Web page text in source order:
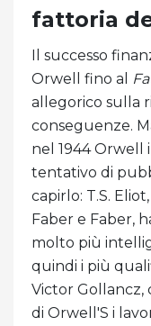
fattoria
Il successo
Orwell fino al
allegorico sulla
conseguenze.
nel 1944 Orwell
tentativo di
capirlo: T.S.
Faber e Faber,
molto più
quindi i più
Victor
di Orwell'S i